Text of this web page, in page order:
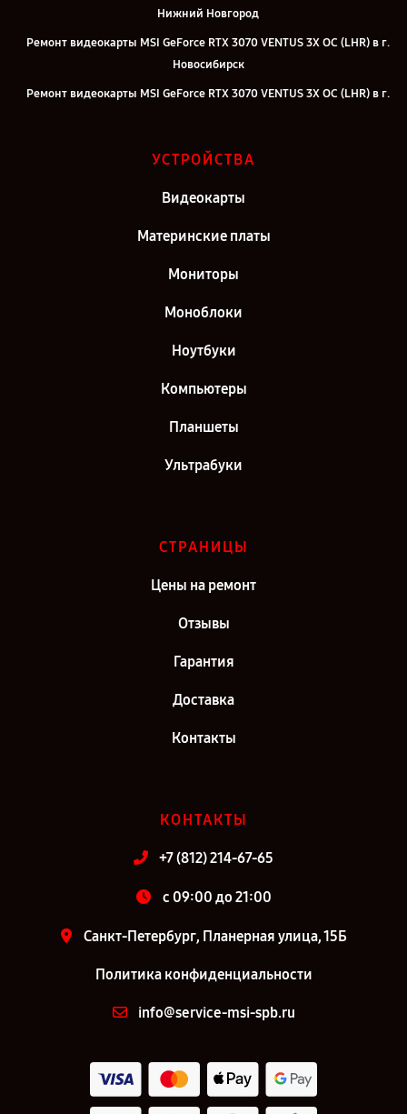
Нижний Новгород
Ремонт видеокарты MSI GeForce RTX 3070 VENTUS 3X OC (LHR) в г.
Новосибирск
Ремонт видеокарты MSI GeForce RTX 3070 VENTUS 3X OC (LHR) в г.
Екатеринбург
Ремонт видеокарты MSI GeForce RTX 3070 VENTUS 3X OC (LHR) в г.
Ремонт видеокарты MSI GeForce RTX 3070 VENTUS 3X OC (LHR) в г.
Москва
УСТРОЙСТВА
Видеокарты
Материнские платы
Мониторы
Моноблоки
Ноутбуки
Компьютеры
Планшеты
Ультрабуки
СТРАНИЦЫ
Цены на ремонт
Отзывы
Гарантия
Доставка
Контакты
КОНТАКТЫ
+7 (812) 214-67-65
c 09:00 до 21:00
Санкт-Петербург, Планерная улица, 15Б
Политика конфиденциальности
info@service-msi-spb.ru